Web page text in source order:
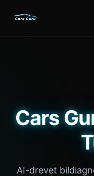
Cars
AI-drevet